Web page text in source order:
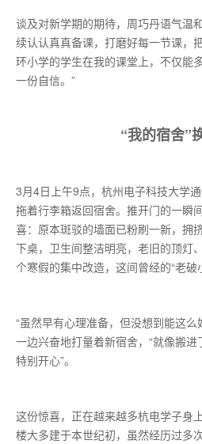
谈及对新学期的期待，周巧丹语气温
续认认真真备课，打磨好每一节课，
环小学的学生在我的课堂上，不仅能
一份自信。”
“我的宿舍”
3月4日上午9点，杭州电子科技大学
拖着行李箱返回宿舍。推开门的一瞬
喜：原本斑驳的墙面已粉刷一新，拥
下桌，卫生间整洁明亮，老旧的顶
个寒假的集中改造，这间曾经的“老破
“虽然早有心理准备，但没想到能这么
一边兴奋地打量着新宿舍，“就像搬进
特别开心”。
这份惊喜，正在越来越多杭电学子身
楼大多建于本世纪初，虽然经历过多